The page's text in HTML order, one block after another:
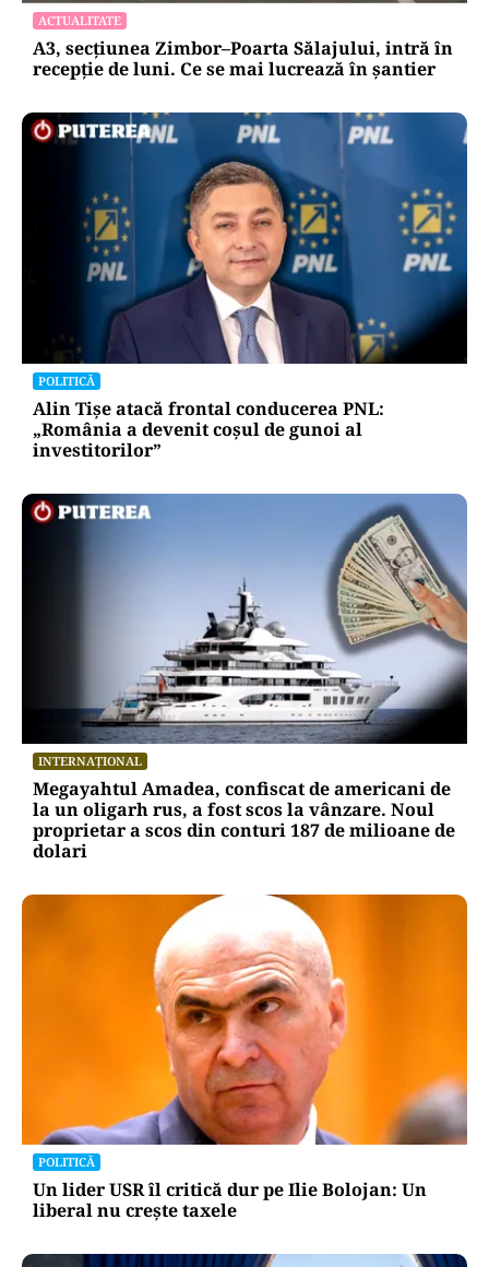
ACTUALITATE
A3, secțiunea Zimbor–Poarta Sălajului, intră în
recepție de luni. Ce se mai lucrează în șantier
POLITICĂ
Alin Tișe atacă frontal conducerea PNL:
„România a devenit coșul de gunoi al
investitorilor”
INTERNAȚIONAL
Megayahtul Amadea, confiscat de americani de
la un oligarh rus, a fost scos la vânzare. Noul
proprietar a scos din conturi 187 de milioane de
dolari
POLITICĂ
Un lider USR îl critică dur pe Ilie Bolojan: Un
liberal nu crește taxele